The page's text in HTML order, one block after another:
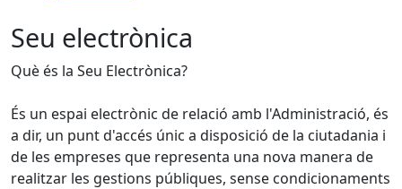
Seu electrònica
Què és la Seu Electrònica?
És un espai electrònic de relació amb l'Administració, és
a dir, un punt d'accés únic a disposició de la ciutadania i
de les empreses que representa una nova manera de
realitzar les gestions públiques, sense condicionaments